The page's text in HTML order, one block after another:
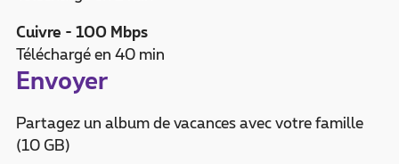
Cuivre - 100 Mbps
Téléchargé en 40 min
Envoyer
Partagez un album de vacances avec votre famille
(10 GB)